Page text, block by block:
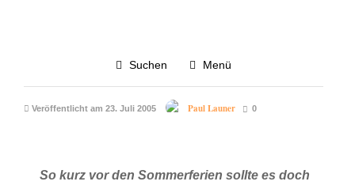
Suchen Menü
Ellwanger Triathlon 2005
Veröffentlicht am 23. Juli 2005 Paul Launer 0
So kurz vor den Sommerferien sollte es doch